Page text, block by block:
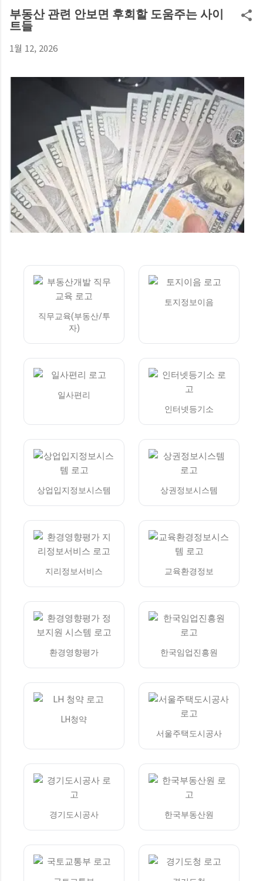
1,893가구 공급 방식 : 재개발 철거 세입자에게 우선 공급 후, 남은
잔여 공가를 일반에 공급 주택 규모 : 전용면적 39㎡ 이하 (소형 주
모집 공고일 현재 서울특별시에 거주하는 무주택 세대 구성원 으로
격 요건 소득 기준 가구당 도시근로자 월평균 소득 70% 이하 • 1순
위: 50% 이하 • 2순위: 70% 이하 총자산 기준 세대 합산 총자산 3
억 4,500만 원 이하 자동차 가액 세대 보유 자동차 가액 4,542만 원
이하 3. 꼭 알아두어야 할 주요 변경 사항 이번 모집부터 입주자 선
정 기준과 서류 제출 절차가 대폭 합리화되었습니다. 가점 항목 단
순화 (선정 기준 개편) 기존 가점 항목 중 '신청자 나이' 및 '세대원
수' 삭제 '청약저축 납입 횟수'와 '서울시 거주 기간' 2가지 항목만
반영 온라인 서류 제출 도입 서류 심사 대상자는 편리하게 온라인으
로 제출 가능 인터넷 사용이 어려운 분들은 종전처럼 등기우편 제출
가능 4. 청약 신청 및 발표 일정 선순위 신청자 수가 공급 가구 수의
200%를 초과할 경우 후순위 접수는 진행되지 않으니 , 가능하면 선
순위 기간 내에 반드시 신청하시기 바랍니다. 선순위 접수...
부동산 관련 안보면 후회할 도움주는 사이
트들
1월 12, 2026
직무교육(부동산/투
자)
토지정보이음
일사편리
인터넷등기소
상업입지정보시스템 상권정보시스템
지리정보서비스 교육환경정보
환경영향평가 한국임업진흥원
LH청약
서울주택도시공사
경기도시공사 한국부동산원